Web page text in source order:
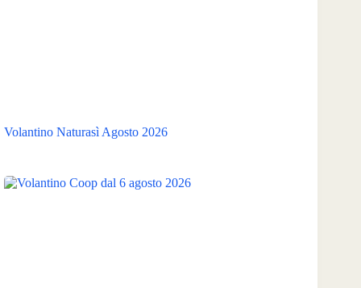
Volantino Naturasì Agosto 2026